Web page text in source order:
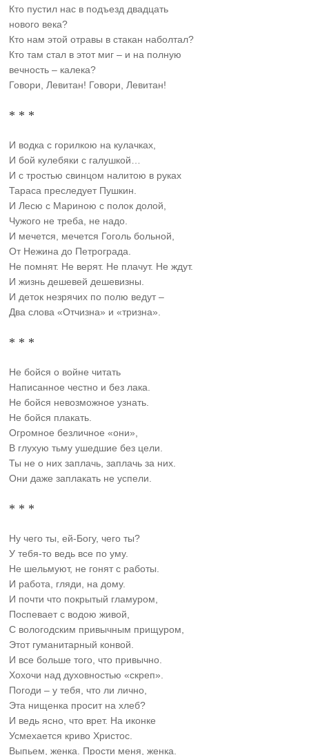
Кто пустил нас в подъезд двадцать
нового века?
Кто нам этой отравы в стакан наболтал?
Кто там стал в этот миг – и на полную
вечность – калека?
Говори, Левитан! Говори, Левитан!
* * *
И водка с горилкою на кулачках,
И бой кулебяки с галушкой…
И с тростью свинцом налитою в руках
Тараса преследует Пушкин.
И Лесю с Мариною с полок долой,
Чужого не треба, не надо.
И мечется, мечется Гоголь больной,
От Нежина до Петрограда.
Не помнят. Не верят. Не плачут. Не ждут.
И жизнь дешевей дешевизны.
И деток незрячих по полю ведут –
Два слова «Отчизна» и «тризна».
* * *
Не бойся о войне читать
Написанное честно и без лака.
Не бойся невозможное узнать.
Не бойся плакать.
Огромное безличное «они»,
В глухую тьму ушедшие без цели.
Ты не о них заплачь, заплачь за них.
Они даже заплакать не успели.
* * *
Ну чего ты, ей-Богу, чего ты?
У тебя-то ведь все по уму.
Не шельмуют, не гонят с работы.
И работа, гляди, на дому.
И почти что покрытый гламуром,
Поспевает с водою живой,
С вологодским привычным прищуром,
Этот гуманитарный конвой.
И все больше того, что привычно.
Хохочи над духовностью «скреп».
Погоди – у тебя, что ли лично,
Эта нищенка просит на хлеб?
И ведь ясно, что врет. На иконке
Усмехается криво Христос.
Выпьем, женка. Прости меня, женка.